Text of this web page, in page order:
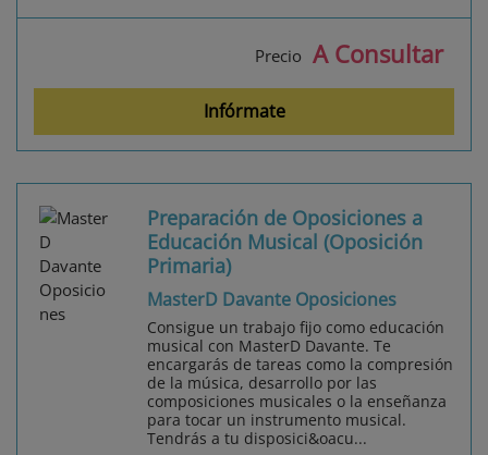
Precio A Consultar
Infórmate
Preparación de Oposiciones a
Educación Musical (Oposición
Primaria)
MasterD Davante Oposiciones
Consigue un trabajo fijo como educación
musical con MasterD Davante. Te
encargarás de tareas como la compresión
de la música, desarrollo por las
composiciones musicales o la enseñanza
para tocar un instrumento musical.
Tendrás a tu disposici&oacu...